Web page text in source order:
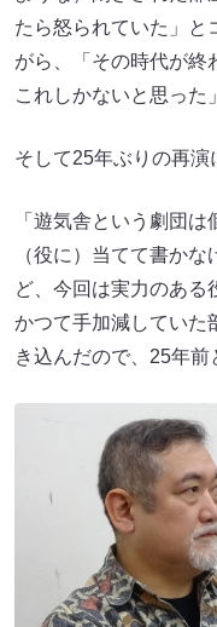
たら怒られていた」と
がら、「その時代が終
これしかないと思った
そして25年ぶりの再演
「遊気舎という劇団は
（役に）当てて書か
ど、今回は実力のある
かつて手加減していた
き込んだので、25年前